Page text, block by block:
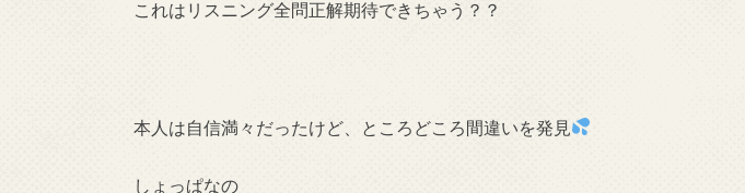
これはリスニング全問正解期待できちゃう？？
本人は自信満々だったけど、ところどころ間違いを発見
しょっぱなの